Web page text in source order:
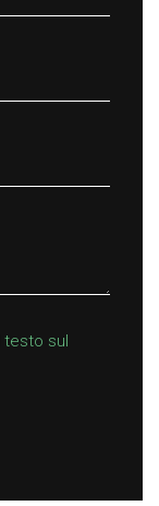
testo sul